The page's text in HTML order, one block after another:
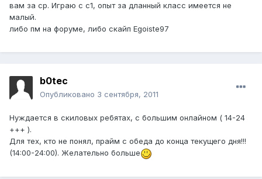
вам за ср. Играю с с1, опыт за дланный класс имеется не
малый.
либо пм на форуме, либо скайп Egoiste97
b0tec
Опубликовано 3 сентября, 2011
Нуждается в скиловых ребятах, с большим онлайном ( 14-24
+++ ).
Для тех, кто не понял, прайм с обеда до конца текущего дня!!!
(14:00-24:00). Желательно больше